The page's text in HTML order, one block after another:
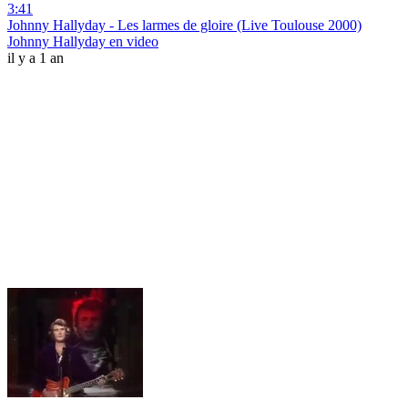
3:41
Johnny Hallyday - Les larmes de gloire (Live Toulouse 2000)
Johnny Hallyday en video
il y a 1 an